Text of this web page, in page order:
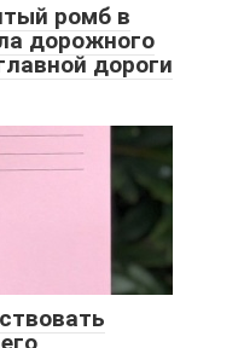
ромб в
дорожного
дороги